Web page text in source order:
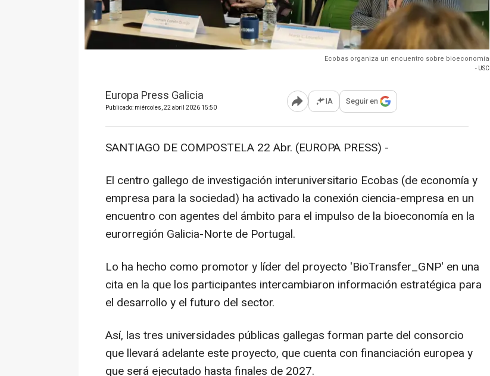
Ecobas organiza un encuentro sobre bioeconomía
- USC
Europa Press Galicia
Publicado: miércoles, 22 abril 2026 15:50 Abrir opciones para compartir
IA Seguir en
SANTIAGO DE COMPOSTELA 22 Abr. (EUROPA PRESS) -
El centro gallego de investigación interuniversitario Ecobas (de economía y
empresa para la sociedad) ha activado la conexión ciencia-empresa en un
encuentro con agentes del ámbito para el impulso de la bioeconomía en la
eurorregión Galicia-Norte de Portugal.
Lo ha hecho como promotor y líder del proyecto 'BioTransfer_GNP' en una
cita en la que los participantes intercambiaron información estratégica para
el desarrollo y el futuro del sector.
Así, las tres universidades públicas gallegas forman parte del consorcio
que llevará adelante este proyecto, que cuenta con financiación europea y
que será ejecutado hasta finales de 2027.